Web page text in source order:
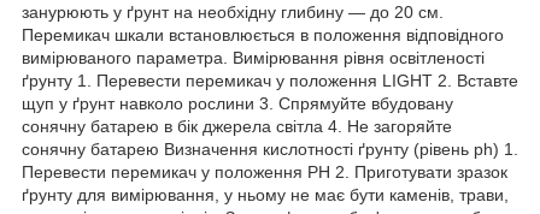
занурюють у ґрунт на необхідну глибину — до 20 см.
Перемикач шкали встановлюється в положення відповідного
вимірюваного параметра. Вимірювання рівня освітленості
ґрунту 1. Перевести перемикач у положення LIGHT 2. Вставте
щуп у ґрунт навколо рослини 3. Спрямуйте вбудовану
сонячну батарею в бік джерела світла 4. Не загоряйте
сонячну батарею Визначення кислотності ґрунту (рівень ph) 1.
Перевести перемикач у положення PH 2. Приготувати зразок
ґрунту для вимірювання, у ньому не має бути каменів, трави,